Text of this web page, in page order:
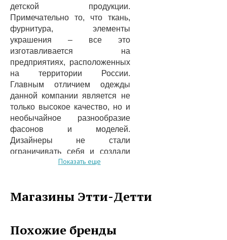
детской продукции.
Примечательно то, что ткань,
фурнитура, элементы
украшения – все это
изготавливается на
предприятиях, расположенных
на территории России.
Главным отличием одежды
данной компании является не
только высокое качество, но и
необычайное разнообразие
фасонов и моделей.
Дизайнеры не стали
ограничивать себя и создали
множество разнообразных
фурнитуру и многое другое.
привлечет их внимание, но и
Показать еще
Магазины Этти-Детти
Похожие бренды